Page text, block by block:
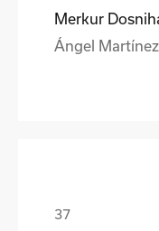
Merkur
Ángel Martínez